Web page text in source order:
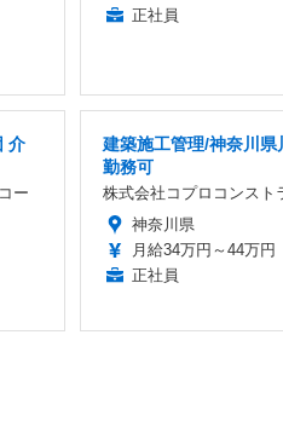
正社員
介
ー
建築施工管理/神奈川
勤務可
株式会社コプロコンスト
神奈川県
月給34万円～44万円
正社員